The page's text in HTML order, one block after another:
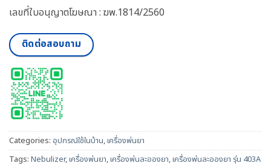
เลขที่ใบอนุญาตโฆษณา : ฆพ.1814/2560
ติดต่อสอบถาม
Categories: อุปกรณ์ใช้ในบ้าน,เครื่องพ่นยา
Tags: Nebulizer,เครื่องพ่นยา,เครื่องพ่นละอองยา,เครื่องพ่นละอองยา รุ่น 403A